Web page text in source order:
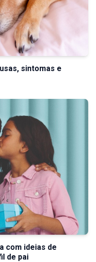
sintomas e
com ideias de
de pai